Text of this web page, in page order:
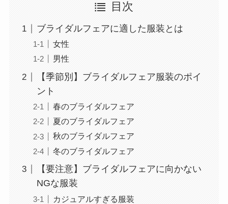
目次
ブライダルフェアに適した服装とは
女性
男性
【季節別】ブライダルフェア服装のポイ
ント
春のブライダルフェア
夏のブライダルフェア
秋のブライダルフェア
冬のブライダルフェア
【要注意】ブライダルフェアに向かない
NGな服装
カジュアルすぎる服装